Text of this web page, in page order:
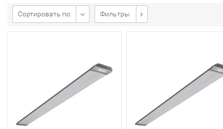
Сортировать по: Фильтры